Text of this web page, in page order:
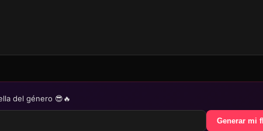
del género 😎🔥
Generar mi